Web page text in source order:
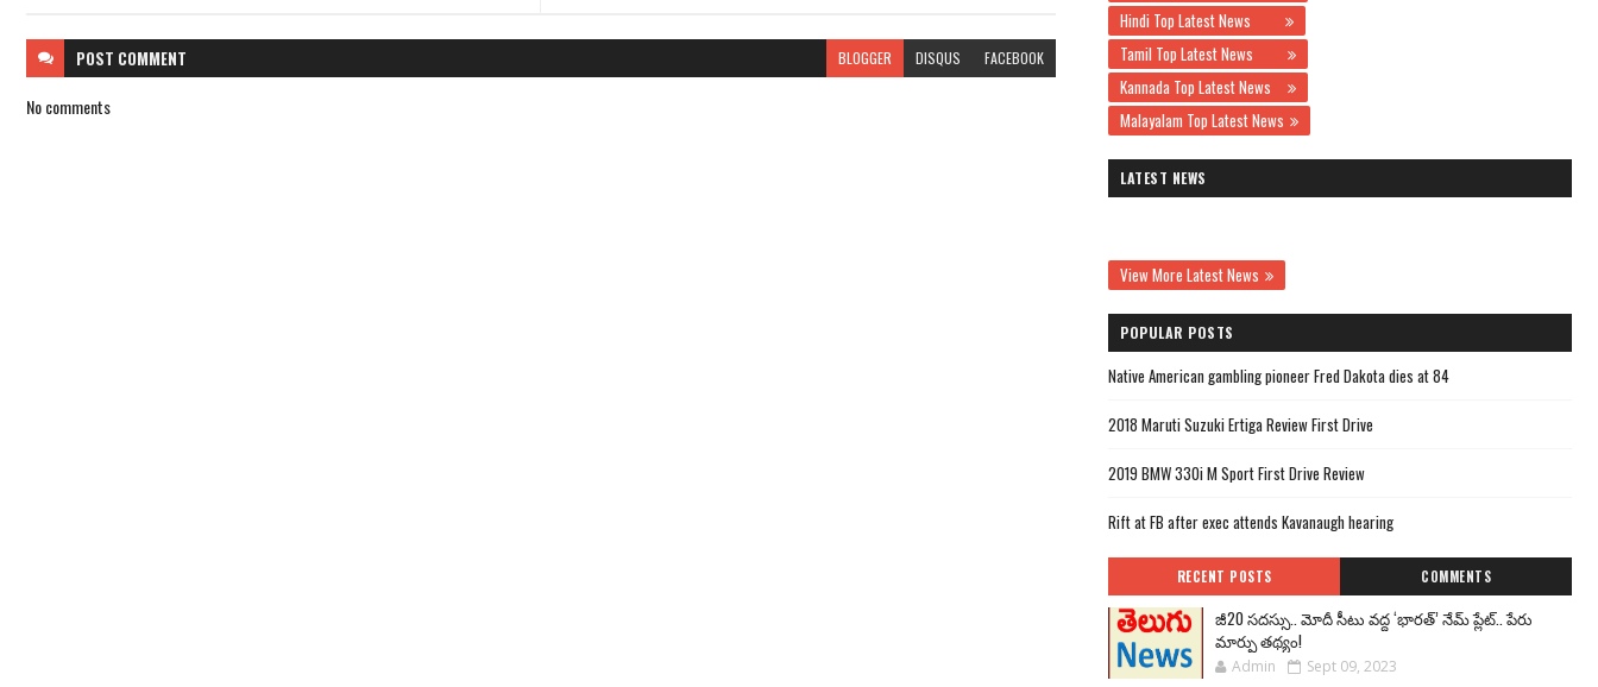
POST COMMENT BLOGGER DISQUS FACEBOOK
No comments
Hindi Top Latest News
Tamil Top Latest News
Kannada Top Latest News
Malayalam Top Latest News
LATEST NEWS
View More Latest News
POPULAR POSTS
Native American gambling pioneer Fred Dakota dies at 84
2018 Maruti Suzuki Ertiga Review First Drive
2019 BMW 330i M Sport First Drive Review
Rift at FB after exec attends Kavanaugh hearing
RECENT POSTS COMMENTS
జీ20 సదస్సు.. మోదీ సీటు వద్ద ‘భారత్’ నేమ్ ప్లేట్‌.. పేరు
మార్పు తథ్యం!
Admin Sept 09, 2023